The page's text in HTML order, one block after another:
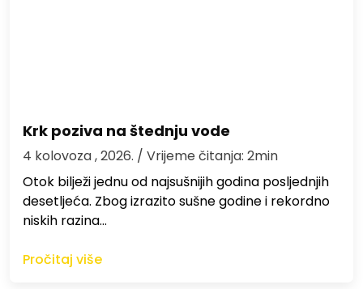
Krk poziva na štednju vode
4 kolovoza , 2026. / Vrijeme čitanja: 2min
Otok bilježi jednu od najsušnijih godina posljednjih
desetljeća. Zbog izrazito sušne godine i rekordno
niskih razina…
Pročitaj više